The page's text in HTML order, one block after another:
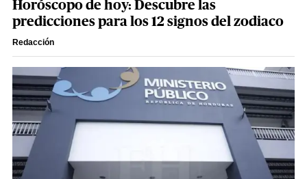
Horóscopo de hoy: Descubre las
predicciones para los 12 signos del zodiaco
Redacción